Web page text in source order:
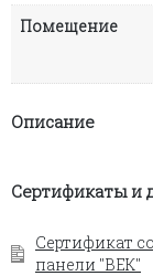
Помещение
Описание
Сертификаты и
Сертификат
панели "ВЕК"